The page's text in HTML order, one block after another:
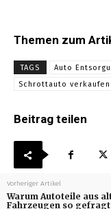
Themen zum
TAGS Auto
Schrottauto verkaufen
Beitrag teilen
Vorheriger Artikel
Warum Autoteile aus
Fahrzeugen so